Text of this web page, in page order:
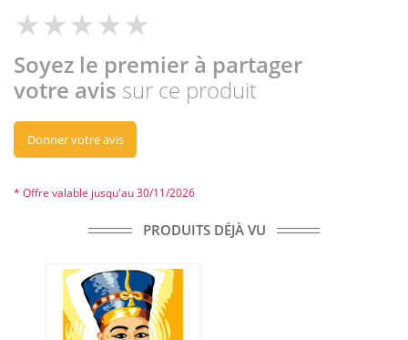
Soyez le premier à partager
votre avis sur ce produit
Donner votre avis
* Offre valable jusqu'au 30/11/2026
PRODUITS DÉJÀ VU